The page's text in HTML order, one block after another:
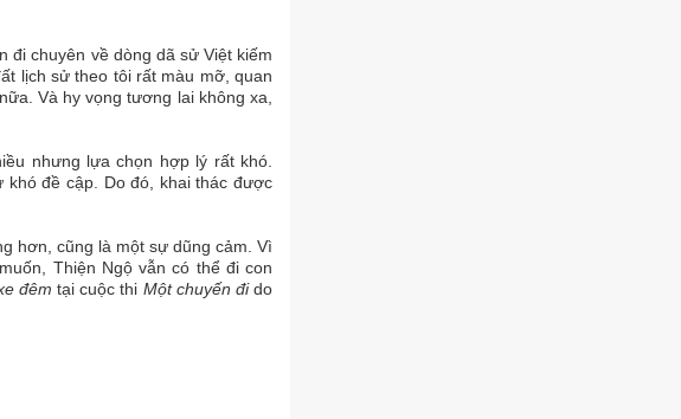
đi chuyên về dòng dã sử Việt kiếm
lịch sử theo tôi rất màu mỡ, quan
Và hy vọng tương lai không xa,
nhưng lựa chọn hợp lý rất khó.
đề cập. Do đó, khai thác được
hơn, cũng là một sự dũng cảm. Vì
Thiện Ngộ vẫn có thể đi con
đêm tại cuộc thi Một chuyến đido